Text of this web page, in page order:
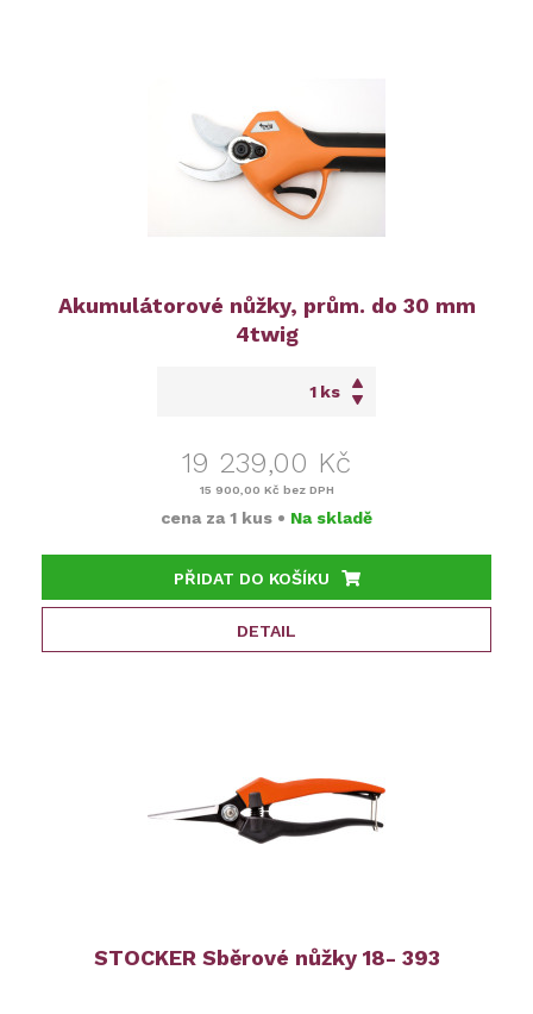
Akumulátorové nůžky, prům. do 30 mm
4twig
ks
19 239,00 Kč
15 900,00 Kč bez DPH
cena za 1 kus • Na skladě
PŘIDAT DO KOŠÍKU
DETAIL
STOCKER Sběrové nůžky 18- 393